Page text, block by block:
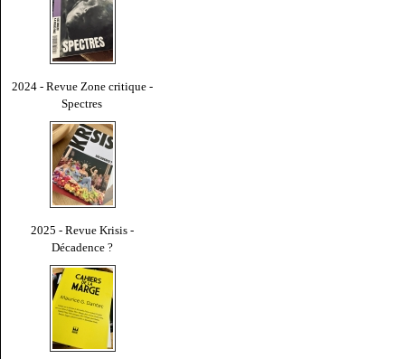
2024 - Revue Zone critique -
Spectres
2025 - Revue Krisis -
Décadence ?